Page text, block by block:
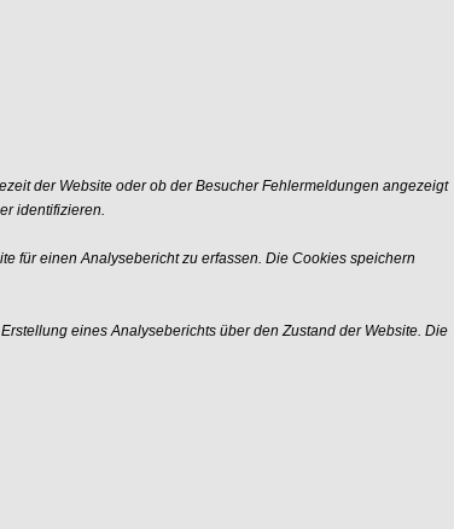
der Website oder ob der Besucher Fehlermeldungen angezeigt
identifizieren.
für einen Analysebericht zu erfassen. Die Cookies speichern
eines Analyseberichts über den Zustand der Website. Die